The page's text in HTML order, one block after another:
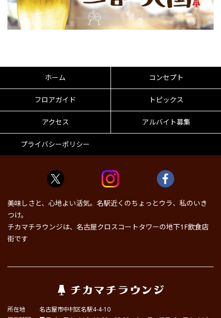
ホーム コンセプト
フロアガイド トピックス
アクセス アルバイト募集
プライバシーポリシー
美味しさと、心地よい活気。名駅近くのちょっとウラ、私のいき
つけ。
チカマチラウンジは、名古屋クロスコートタワーの地下1F飲食店
街です
所在地
名古屋市中村区名駅4-4-10